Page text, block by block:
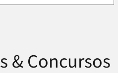
& Concursos